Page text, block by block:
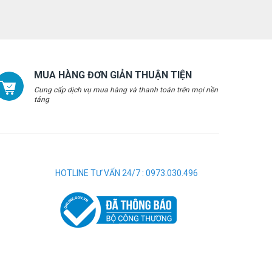
MUA HÀNG ĐƠN GIẢN THUẬN TIỆN
Cung cấp dịch vụ mua hàng và thanh toán trên mọi nền
tảng
HOTLINE TƯ VẤN 24/7 : 0973.030.496